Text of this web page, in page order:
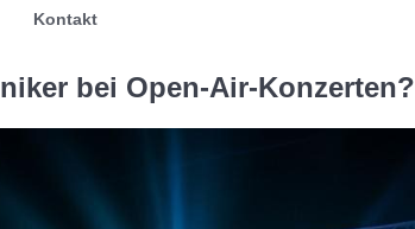
Kontakt
bei Open-Air-Konzerten?